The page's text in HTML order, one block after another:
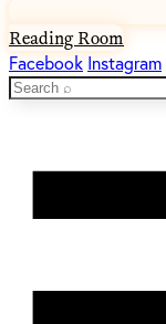
Reading Room
Facebook Instagram